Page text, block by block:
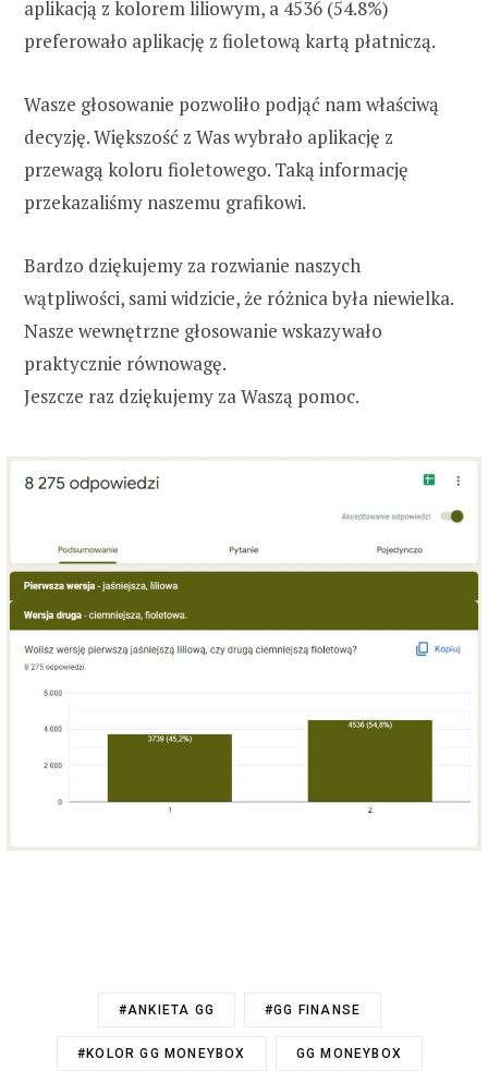
aplikacją z kolorem liliowym, a 4536 (54.8%)
preferowało aplikację z fioletową kartą płatniczą.
Wasze głosowanie pozwoliło podjąć nam właściwą
decyzję. Większość z Was wybrało aplikację z
przewagą koloru fioletowego. Taką informację
przekazaliśmy naszemu grafikowi.
Bardzo dziękujemy za rozwianie naszych
wątpliwości, sami widzicie, że różnica była niewielka.
Nasze wewnętrzne głosowanie wskazywało
praktycznie równowagę.
Jeszcze raz dziękujemy za Waszą pomoc.
#ANKIETA GG #GG FINANSE
#KOLOR GG MONEYBOX GG MONEYBOX